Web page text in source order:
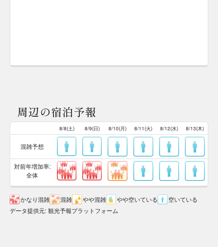
周辺の宿泊予報
8/8(土) 8/9(日) 8/10(月) 8/11(火) 8/12(水) 8/13(木)
混雑予想
対前年増加率:
全体
かなり混雑 混雑 やや混雑 やや空いている
空いている
データ提供元: 観光予報プラットフォーム